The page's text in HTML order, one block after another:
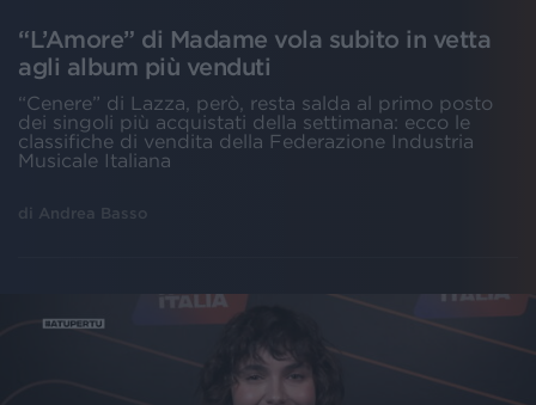
“L’Amore” di Madame vola subito in vetta
agli album più venduti
“Cenere” di Lazza, però, resta salda al primo posto
dei singoli più acquistati della settimana: ecco le
classifiche di vendita della Federazione Industria
Musicale Italiana
di Andrea Basso